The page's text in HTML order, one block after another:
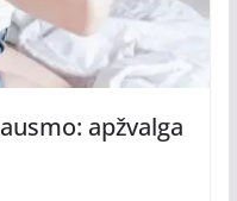
apžvalga